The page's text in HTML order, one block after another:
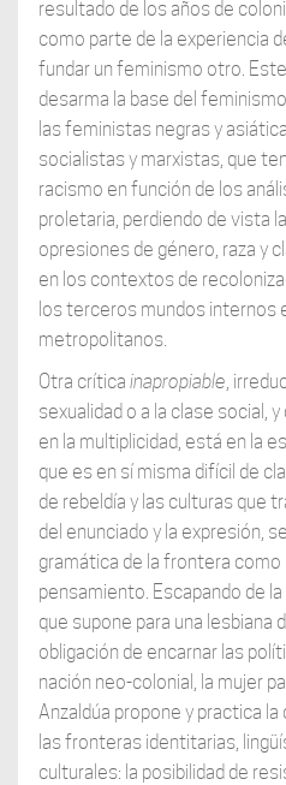
resultado de los años de
como parte de la experiencia
fundar un feminismo otro.
desarma la base del
las feministas negras y
socialistas y marxistas, que
racismo en función de los
proletaria, perdiendo de vista
opresiones de género, raza y
en los contextos de
los terceros mundos internos
metropolitanos.
Otra crítica inapropiable ,
sexualidad o a la clase social,
en la multiplicidad, está en la
que es en sí misma difícil de
de rebeldía y las culturas que
del enunciado y la expresión,
gramática de la frontera como
pensamiento. Escapando de la
que supone para una lesbiana
obligación de encarnar las
nación neo-colonial, la mujer
Anzaldúa propone y practica
las fronteras identitarias,
culturales: la posibilidad de